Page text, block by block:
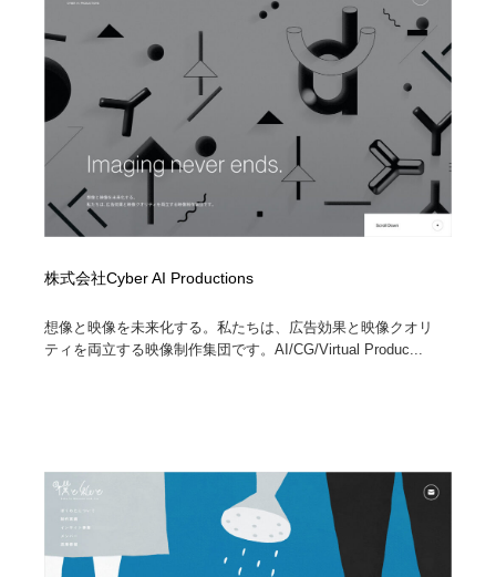
株式会社Cyber AI Productions
想像と映像を未来化する。私たちは、広告効果と映像クオリ
ティを両立する映像制作集団です。AI/CG/Virtual Produc...